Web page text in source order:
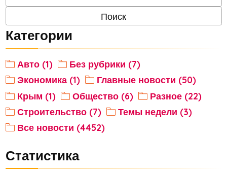
Категории
Авто (1)
Без рубрики (7)
Экономика (1)
Главные новости (50)
Крым (1)
Общество (6)
Разное (22)
Строительство (7)
Темы недели (3)
Все новости (4452)
Статистика